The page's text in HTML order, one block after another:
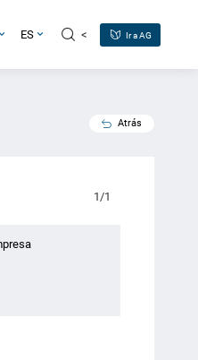
ES < Ir a AG
Atrás
1 /1